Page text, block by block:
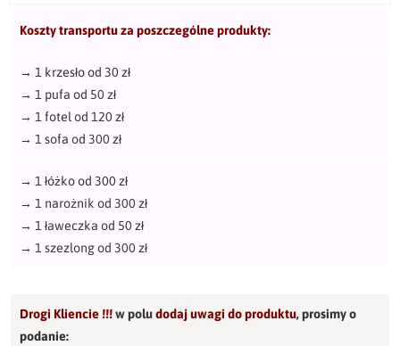
Koszty transportu za poszczególne produkty:
→ 1 krzesło od 30 zł
→ 1 pufa od 50 zł
→ 1 fotel od 120 zł
→ 1 sofa od 300 zł
→ 1 łóżko od 300 zł
→ 1 narożnik od 300 zł
→ 1 ławeczka od 50 zł
→ 1 szezlong od 300 zł
Drogi Kliencie !!!w poludodaj uwagi do produktu,prosimy o
podanie: